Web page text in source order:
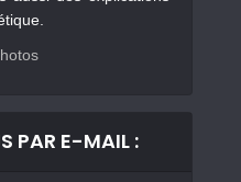
PAR E-MAIL :